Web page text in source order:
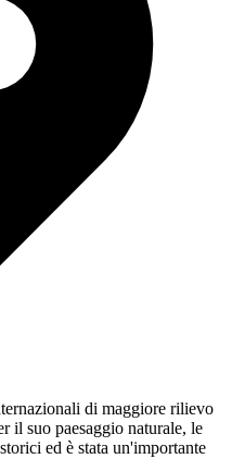
di maggiore rilievo
il suo paesaggio naturale, le
ed è stata un'importante